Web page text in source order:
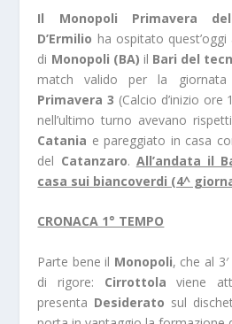
Il Monopoli Primavera
D’Ermilio ha ospitato quest’oggi
di Monopoli (BA) il Bari del
match valido per la giornata
Primavera 3 (Calcio d’inizio ore
nell’ultimo turno avevano
Catania e pareggiato in casa
del Catanzaro. All’andata il
casa sui biancoverdi (4^
CRONACA 1° TEMPO
Parte bene il Monopoli, che al
di rigore: Cirrottola viene
presenta Desiderato sul